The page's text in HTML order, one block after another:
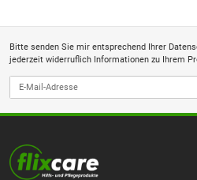
Bitte senden Sie mir entsprechend Ihrer
jederzeit widerruflich Informationen zu Ihrem